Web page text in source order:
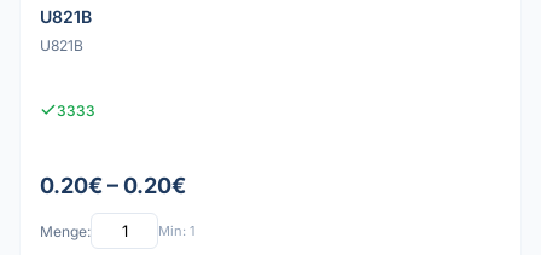
U821B
U821B
3333
0.20€ – 0.20€
Menge: Min: 1